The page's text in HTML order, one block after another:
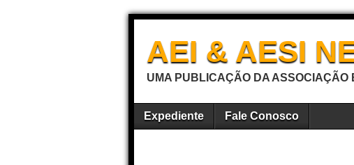
AEI & AESI
UMA PUBLICAÇÃO DA ASSOCIAÇÃO
Expediente Fale Conosco